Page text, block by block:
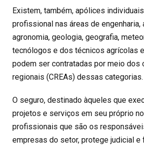
Existem, também, apólices
profissional nas áreas de engenharia,
agronomia, geologia, geografia,
tecnólogos e dos técnicos agrícolas
podem ser contratadas por meio dos
regionais (CREAs) dessas categorias.
O seguro, destinado àqueles que
projetos e serviços em seu próprio
profissionais que são os
empresas do setor, protege judicial e